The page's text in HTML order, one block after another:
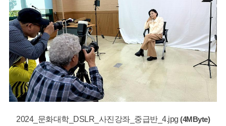
2024_문화대학_DSLR_사진강좌_중급반_4.jpg (4MByte)